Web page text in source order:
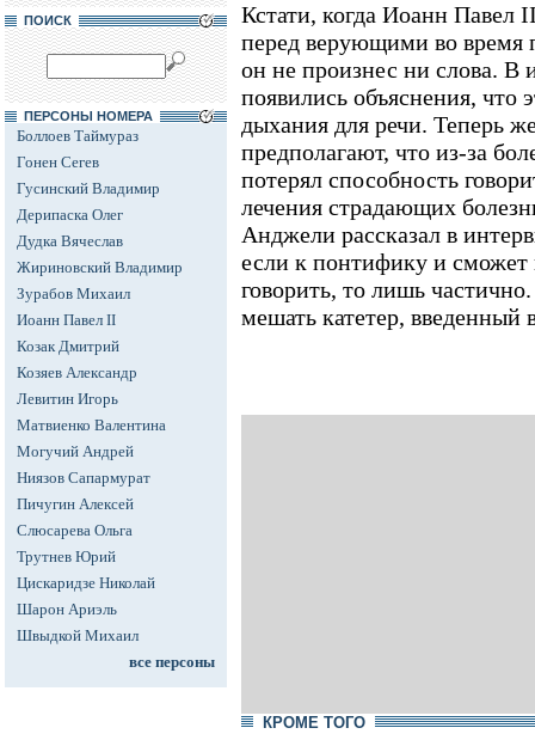
ПОИСК
ПЕРСОНЫ НОМЕРА
Боллоев Таймураз
Гонен Сегев
Гусинский Владимир
Дерипаска Олег
Дудка Вячеслав
Жириновский Владимир
Зурабов Михаил
Иоанн Павел II
Козак Дмитрий
Козяев Александр
Левитин Игорь
Матвиенко Валентина
Могучий Андрей
Ниязов Сапармурат
Пичугин Алексей
Слюсарева Ольга
Трутнев Юрий
Цискаридзе Николай
Шарон Ариэль
Швыдкой Михаил
все персоны
Кстати, когда Иоанн Павел
перед верующими во время
он не произнес ни слова. В
появились объяснения, что
дыхания для речи. Теперь
предполагают, что из-за
потерял способность
лечения страдающих
Анджели рассказал в
если к понтифику и сможет
говорить, то лишь
мешать катетер, введенный
КРОМЕ ТОГО